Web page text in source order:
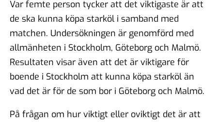
Var femte person tycker att det viktigaste är att
de ska kunna köpa starköl i samband med
matchen. Undersökningen är genomförd med
allmänheten i Stockholm, Göteborg och Malmö.
Resultaten visar även att det är viktigare för
boende i Stockholm att kunna köpa starköl än
vad det är för de som bor i Göteborg och Malmö.
På frågan om hur viktigt eller oviktigt det är att